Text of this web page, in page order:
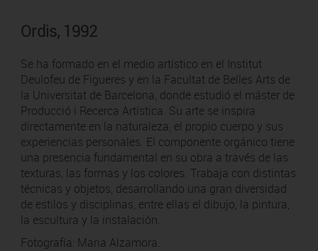
Ordis, 1992
Se ha formado en el medio artístico en el Institut
Deulofeu de Figueres y en la Facultat de Belles Arts de
la Universitat de Barcelona, donde estudió el máster de
Producció i Recerca Artística. Su arte se inspira
directamente en la naturaleza, el propio cuerpo y sus
experiencias personales. El componente orgánico tiene
una presencia fundamental en su obra a través de las
texturas, las formas y los colores. Trabaja con distintas
técnicas y objetos, desarrollando una gran diversidad
de estilos y disciplinas, entre ellas el dibujo, la pintura,
la escultura y la instalación.
Fotografía: Maria Alzamora.